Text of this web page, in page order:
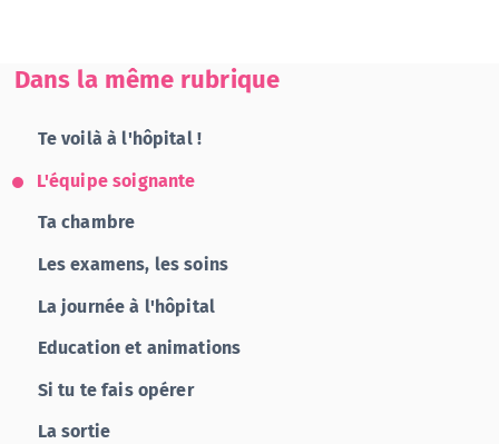
Dans la même rubrique
Te voilà à l'hôpital !
L'équipe soignante
Ta chambre
Les examens, les soins
La journée à l'hôpital
Education et animations
Si tu te fais opérer
La sortie